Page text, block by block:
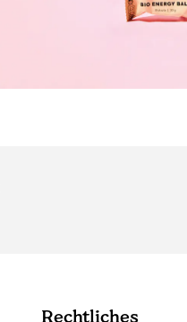
Rechtliches